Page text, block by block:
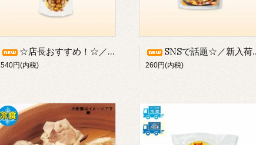
☆店長おすすめ！☆／手作り《ヤミツキピーナッツ：100g入》／紹興酒やビールのおともにぴったり／※基本は常温発送のみ【冷蔵・冷凍の場合はクール便代別途かかります】
540円(内税)
SNSで話題☆／新入荷／《海底撈》麻辣湯の素（110g:2-3人用）／※常温または冷蔵発送【冷凍は品質劣化のため不可】
260円(内税)